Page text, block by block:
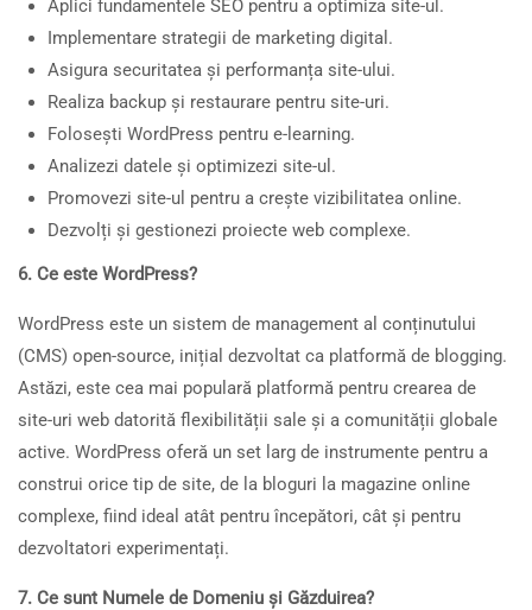
Aplici fundamentele SEO pentru a optimiza site-ul.
Implementare strategii de marketing digital.
Asigura securitatea și performanța site-ului.
Realiza backup și restaurare pentru site-uri.
Folosești WordPress pentru e-learning.
Analizezi datele și optimizezi site-ul.
Promovezi site-ul pentru a crește vizibilitatea online.
Dezvolți și gestionezi proiecte web complexe.
6. Ce este WordPress?
WordPress este un sistem de management al conținutului
(CMS) open-source, inițial dezvoltat ca platformă de blogging.
Astăzi, este cea mai populară platformă pentru crearea de
site-uri web datorită flexibilității sale și a comunității globale
active. WordPress oferă un set larg de instrumente pentru a
construi orice tip de site, de la bloguri la magazine online
complexe, fiind ideal atât pentru începători, cât și pentru
dezvoltatori experimentați.
7. Ce sunt Numele de Domeniu și Găzduirea?